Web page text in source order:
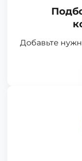
Добавьте